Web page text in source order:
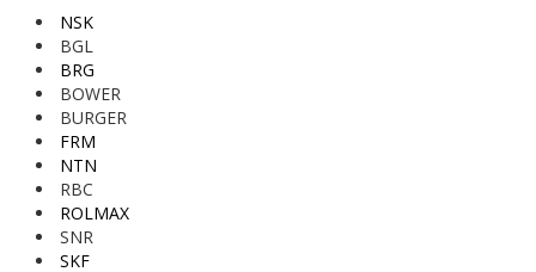
NSK
BGL
BRG
BOWER
BURGER
FRM
NTN
RBC
ROLMAX
SNR
SKF